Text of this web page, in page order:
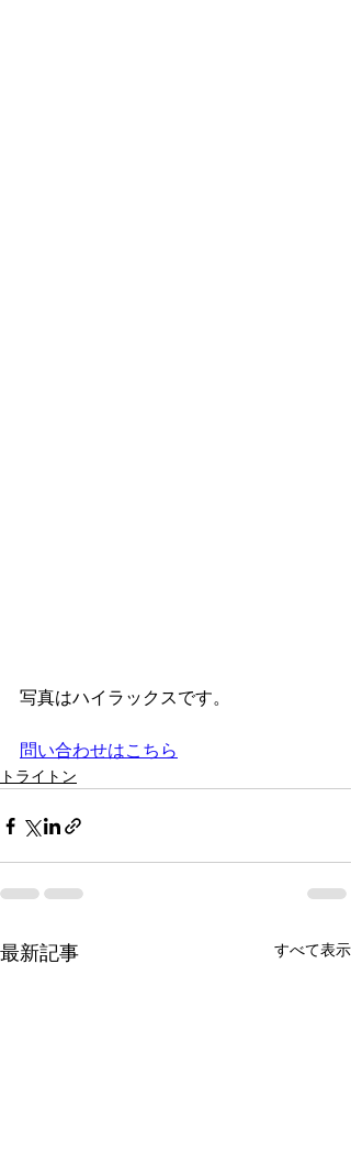
写真はハイラックスです。
問い合わせはこちら
トライトン
最新記事 すべて表示